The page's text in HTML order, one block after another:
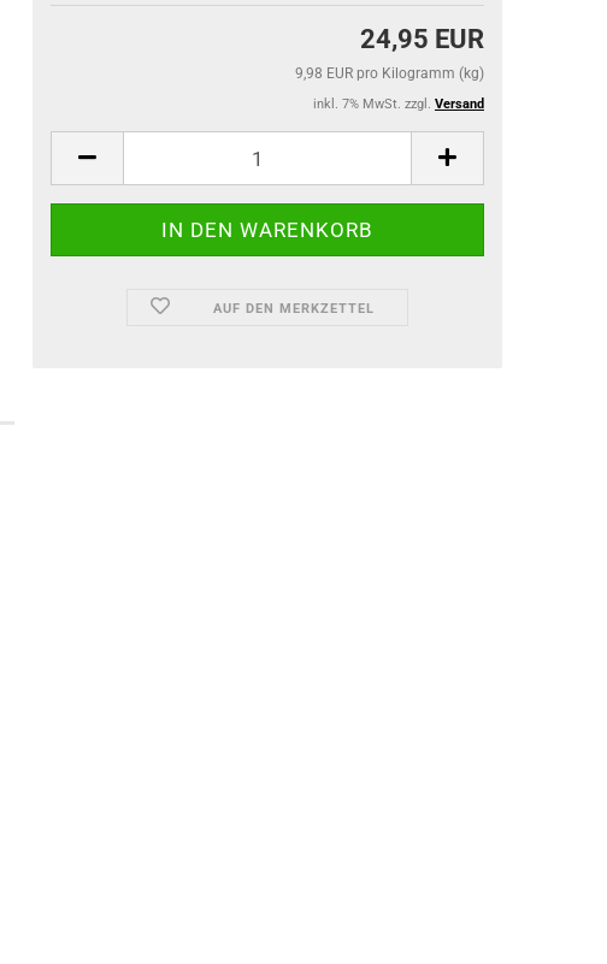
24,95 EUR
9,98 EUR pro Kilogramm (kg)
inkl. 7% MwSt. zzgl. Versand
AUF DEN MERKZETTEL